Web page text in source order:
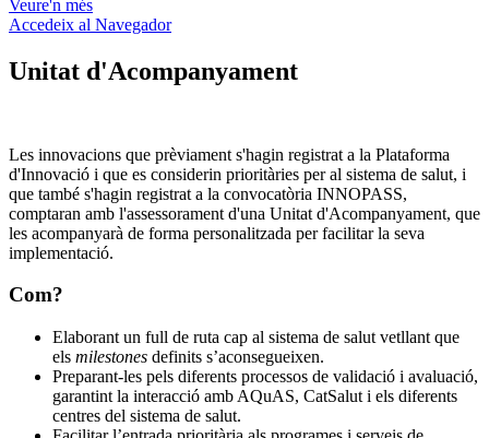
Veure'n més
Accedeix al Navegador
Unitat d'Acompanyament
Les innovacions que prèviament s'hagin registrat a la Plataforma
d'Innovació i que es considerin prioritàries per al sistema de salut, i
que també s'hagin registrat a la convocatòria INNOPASS,
comptaran amb l'assessorament d'una Unitat d'Acompanyament, que
les acompanyarà de forma personalitzada per facilitar la seva
implementació.
Com?
Elaborant un full de ruta cap al sistema de salut vetllant que
els milestones definits s’aconsegueixen. ​
Preparant-les pels diferents processos de validació i avaluació,
garantint la interacció amb AQuAS, CatSalut i els diferents
centres del sistema de salut.​